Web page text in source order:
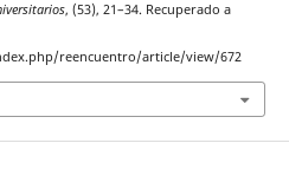
, (53), 21–34. Recuperado a
reencuentro/article/view/672